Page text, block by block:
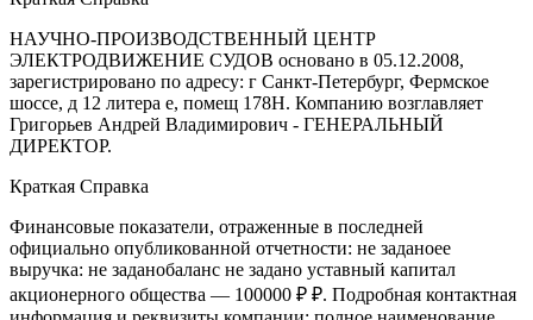
НАУЧНО-ПРОИЗВОДСТВЕННЫЙ ЦЕНТР
ЭЛЕКТРОДВИЖЕНИЕ СУДОВ основано в 05.12.2008,
зарегистрировано по адресу: г Санкт-Петербург, Фермское
шоссе, д 12 литера е, помещ 178Н. Компанию возглавляет
Григорьев Андрей Владимирович - ГЕНЕРАЛЬНЫЙ
ДИРЕКТОР.
Краткая Справка
Финансовые показатели, отраженные в последней
официально опубликованной отчетности: не заданоее
выручка: не заданобаланс не задано уставный капитал
акционерного общества — 100000 ₽ ₽. Подробная контактная